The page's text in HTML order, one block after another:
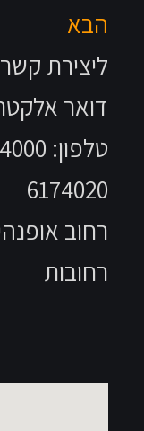
הבא
ליצירת
דואר
6174020
רחובות